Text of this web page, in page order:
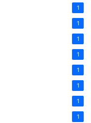
1
1
1
1
1
1
1
1